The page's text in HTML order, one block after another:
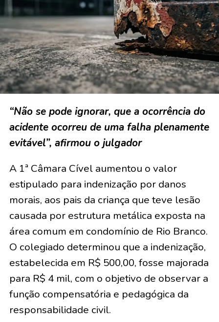
“Não se pode ignorar, que a ocorrência do
acidente ocorreu de uma falha plenamente
evitável”, afirmou o julgador
A 1ª Câmara Cível aumentou o valor
estipulado para indenização por danos
morais, aos pais da criança que teve lesão
causada por estrutura metálica exposta na
área comum em condomínio de Rio Branco.
O colegiado determinou que a indenização,
estabelecida em R$ 500,00, fosse majorada
para R$ 4 mil, com o objetivo de observar a
função compensatória e pedagógica da
responsabilidade civil.